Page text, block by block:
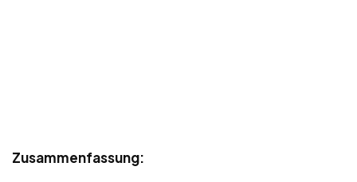
Zusammenfassung: